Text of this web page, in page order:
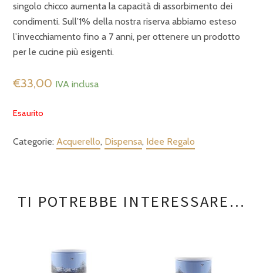
singolo chicco aumenta la capacità di assorbimento dei
condimenti. Sull’1% della nostra riserva abbiamo esteso
l’invecchiamento fino a 7 anni, per ottenere un prodotto
per le cucine più esigenti.
€33,00 IVA inclusa
Esaurito
Categorie: Acquerello, Dispensa, Idee Regalo
TI POTREBBE INTERESSARE…